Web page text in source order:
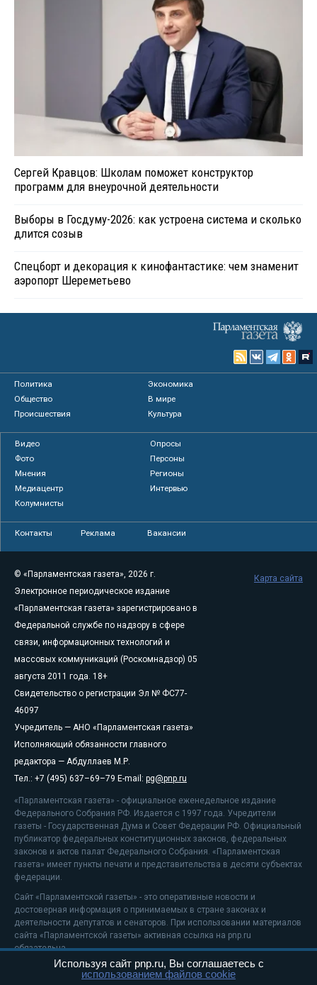
Сергей Кравцов: Школам поможет конструктор
программ для внеурочной деятельности
Выборы в Госдуму-2026: как устроена система и сколько
длится созыв
Спецборт и декорация к кинофантастике: чем знаменит
аэропорт Шереметьево
Политика
Экономика
Общество
В мире
Происшествия
Культура
Видео
Опросы
Фото
Персоны
Мнения
Регионы
Медиацентр
Интервью
Колумнисты
Контакты Реклама Вакансии
© «Парламентская газета», 2026 г.
Электронное периодическое издание
«Парламентская газета» зарегистрировано в
Федеральной службе по надзору в сфере
связи, информационных технологий и
массовых коммуникаций (Роскомнадзор) 05
августа 2011 года. 18+
Свидетельство о регистрации Эл № ФС77-
46097
Учредитель — АНО «Парламентская газета»
Исполняющий обязанности главного
редактора — Абдуллаев М.Р.
Тел.: +7 (495) 637–69–79 E-mail: pg@pnp.ru
«Парламентская газета» - официальное еженедельное издание
Федерального Собрания РФ. Издается с 1997 года. Учредители
газеты - Государственная Дума и Совет Федерации РФ. Официальный
публикатор федеральных конституционных законов, федеральных
законов и актов палат Федерального Собрания. «Парламентская
газета» имеет пункты печати и представительства в десяти субъектах
федерации.
Сайт «Парламентской газеты» - это оперативные новости и
достоверная информация о принимаемых в стране законах и
деятельности депутатов и сенаторов. При использовании материалов
сайта «Парламентской газеты» активная ссылка на pnp.ru
обязательна.
На информационном ресурсе применяютсярекомендательные
Карта сайта
Используя сайт pnp.ru, Вы соглашаетесь с
использованием файлов cookie